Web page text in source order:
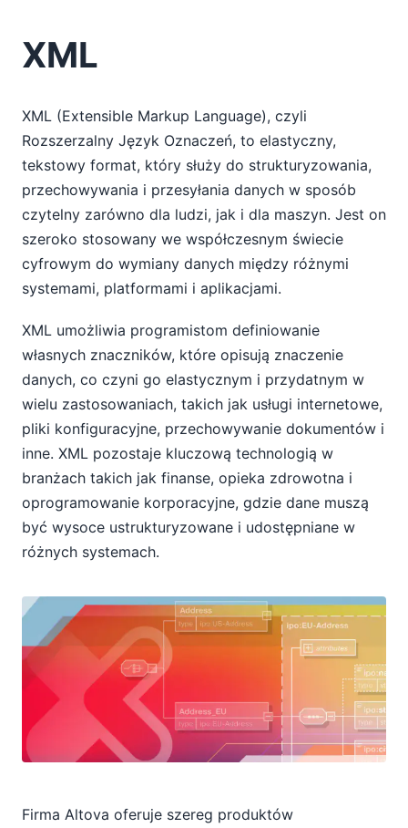
XML
XML (Extensible Markup Language), czyli
Rozszerzalny Język Oznaczeń, to elastyczny,
tekstowy format, który służy do strukturyzowania,
przechowywania i przesyłania danych w sposób
czytelny zarówno dla ludzi, jak i dla maszyn. Jest on
szeroko stosowany we współczesnym świecie
cyfrowym do wymiany danych między różnymi
systemami, platformami i aplikacjami.
XML umożliwia programistom definiowanie
własnych znaczników, które opisują znaczenie
danych, co czyni go elastycznym i przydatnym w
wielu zastosowaniach, takich jak usługi internetowe,
pliki konfiguracyjne, przechowywanie dokumentów i
inne. XML pozostaje kluczową technologią w
branżach takich jak finanse, opieka zdrowotna i
oprogramowanie korporacyjne, gdzie dane muszą
być wysoce ustrukturyzowane i udostępniane w
różnych systemach.
Firma Altova oferuje szereg produktów